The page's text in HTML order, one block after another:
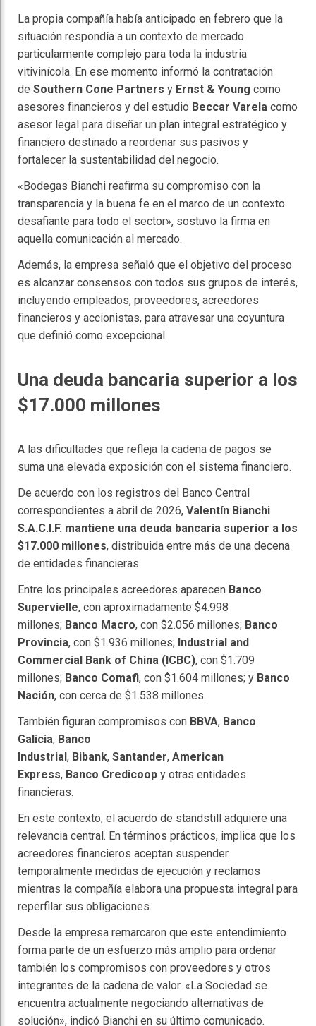
La propia compañía había anticipado en febrero que la
situación respondía a un contexto de mercado
particularmente complejo para toda la industria
vitivinícola. En ese momento informó la contratación
de Southern Cone Partners y Ernst & Young como
asesores financieros y del estudio Beccar Varela como
asesor legal para diseñar un plan integral estratégico y
financiero destinado a reordenar sus pasivos y
fortalecer la sustentabilidad del negocio.
«Bodegas Bianchi reafirma su compromiso con la
transparencia y la buena fe en el marco de un contexto
desafiante para todo el sector», sostuvo la firma en
aquella comunicación al mercado.
Además, la empresa señaló que el objetivo del proceso
es alcanzar consensos con todos sus grupos de interés,
incluyendo empleados, proveedores, acreedores
financieros y accionistas, para atravesar una coyuntura
que definió como excepcional.
Una deuda bancaria superior a los
$17.000 millones
A las dificultades que refleja la cadena de pagos se
suma una elevada exposición con el sistema financiero.
De acuerdo con los registros del Banco Central
correspondientes a abril de 2026, Valentín Bianchi
S.A.C.I.F. mantiene una deuda bancaria superior a los
$17.000 millones, distribuida entre más de una decena
de entidades financieras.
Entre los principales acreedores aparecen Banco
Supervielle, con aproximadamente $4.998
millones; Banco Macro, con $2.056 millones; Banco
Provincia, con $1.936 millones; Industrial and
Commercial Bank of China (ICBC), con $1.709
millones; Banco Comafi, con $1.604 millones; y Banco
Nación, con cerca de $1.538 millones.
También figuran compromisos con BBVA, Banco
Galicia, Banco
Industrial, Bibank, Santander, American
Express, Banco Credicoop y otras entidades
financieras.
En este contexto, el acuerdo de standstill adquiere una
relevancia central. En términos prácticos, implica que los
acreedores financieros aceptan suspender
temporalmente medidas de ejecución y reclamos
mientras la compañía elabora una propuesta integral para
reperfilar sus obligaciones.
Desde la empresa remarcaron que este entendimiento
forma parte de un esfuerzo más amplio para ordenar
también los compromisos con proveedores y otros
integrantes de la cadena de valor. «La Sociedad se
encuentra actualmente negociando alternativas de
solución», indicó Bianchi en su último comunicado.